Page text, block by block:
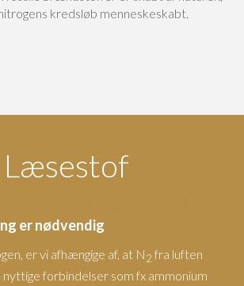
kredsløb menneskeskabt.
Læsestof
er nødvendig
er vi afhængige af, at N2 fra luften
forbindelser som fx ammonium